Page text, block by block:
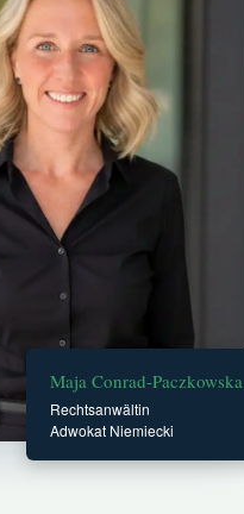
Maja Conrad-Paczkowska
Rechtsanwältin
Adwokat Niemiecki